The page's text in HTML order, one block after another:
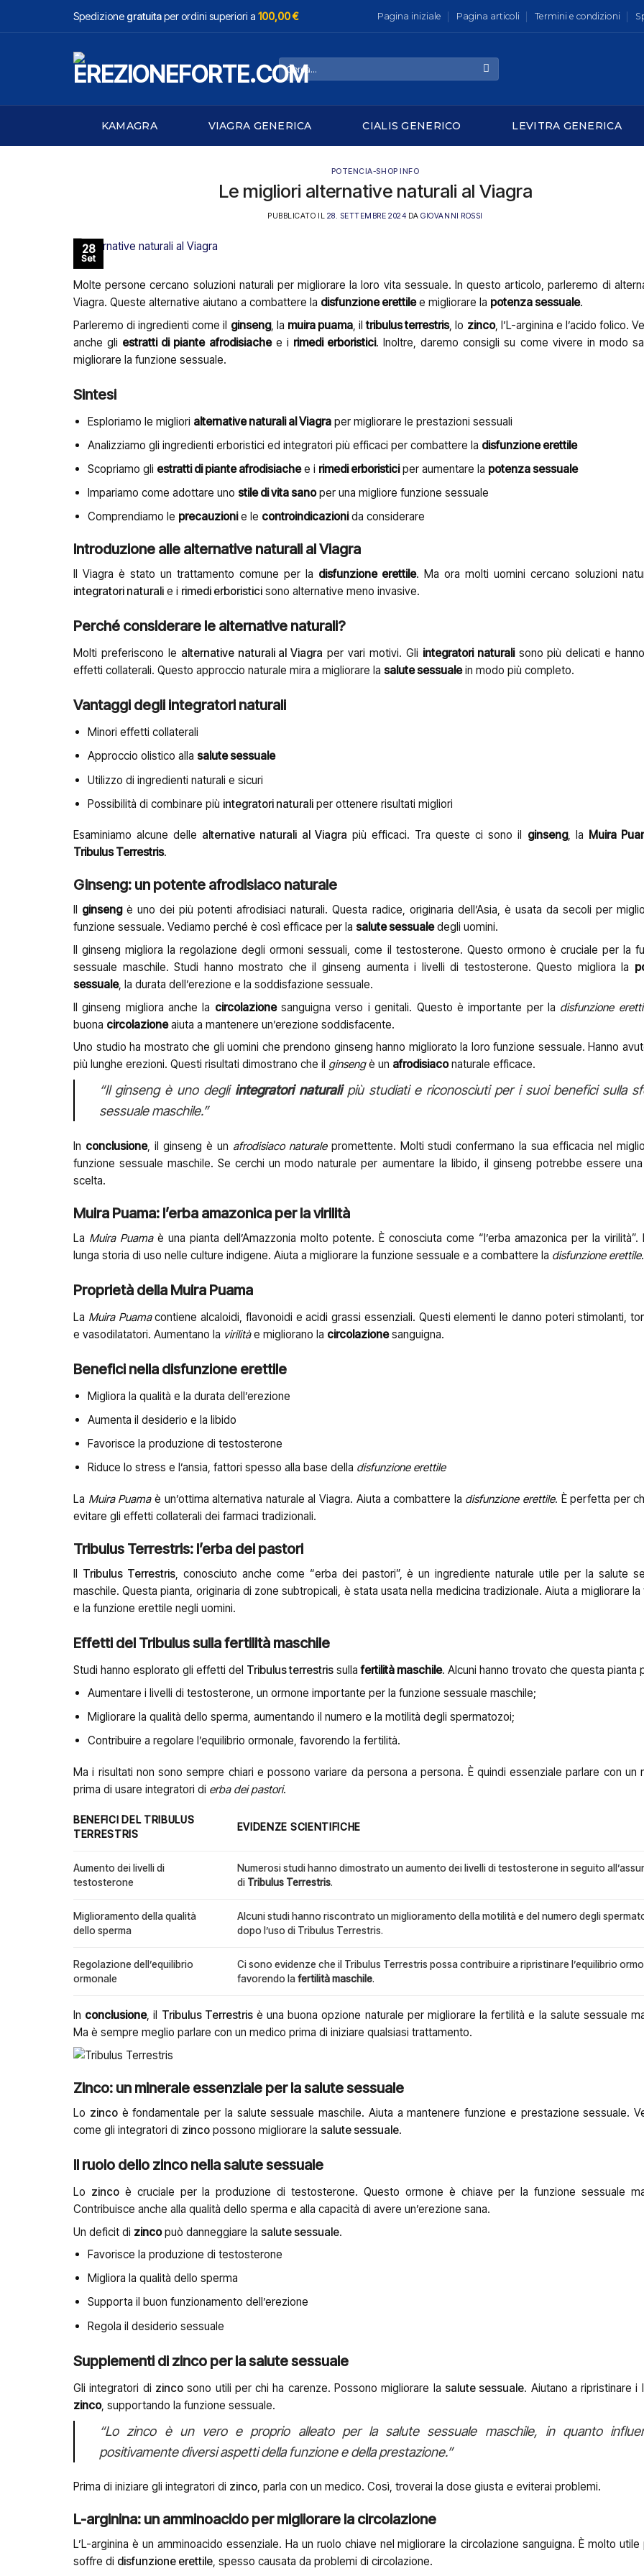
Spedizione gratuitaper ordini superiori a 100,00 € Pagina iniziale Pagina articoli Termini e condizioni
Cerca:
KAMAGRA VIAGRA GENERICA CIALIS GENERICO LEVITRA GENERICA
POTENCIA-SHOP INFO
Le migliori alternative naturali al Viagra
PUBBLICATO IL 28. SETTEMBRE 2024 DAGIOVANNI ROSSI
28
Set
Molte persone cercano soluzioni naturali per migliorare la loro vita sessuale. In questo articolo, parleremo di
Viagra. Queste alternative aiutano a combattere la disfunzione erettilee migliorare la potenza sessuale.
Parleremo di ingredienti come il ginseng, la muira puama, iltribulus terrestris, lo zinco, l’L-arginina e l’acido folico.
anche gli estratti di piante afrodisiachee i rimedi erboristici. Inoltre, daremo consigli su come vivere in modo
migliorare la funzione sessuale.
Sintesi
Esploriamo le migliori alternative naturali al Viagraper migliorare le prestazioni sessuali
Analizziamo gli ingredienti erboristici ed integratori più efficaci per combattere la disfunzione erettile
Scopriamo gli estratti di piante afrodisiachee i rimedi erboristiciper aumentare la potenza sessuale
Impariamo come adottare uno stile di vita sanoper una migliore funzione sessuale
Comprendiamo le precauzionie le controindicazionida considerare
Introduzione alle alternative naturali al Viagra
Il Viagra è stato un trattamento comune per la disfunzione erettile. Ma ora molti uomini cercano soluzioni
integratori naturali e i rimedi erboristici sono alternative meno invasive.
Perché considerare le alternative naturali?
Molti preferiscono le alternative naturali al Viagra per vari motivi. Gli integratori naturalisono più delicati e
effetti collaterali. Questo approccio naturale mira a migliorare la salute sessualein modo più completo.
Vantaggi degli integratori naturali
Minori effetti collaterali
Approccio olistico alla salute sessuale
Utilizzo di ingredienti naturali e sicuri
Possibilità di combinare più integratori naturaliper ottenere risultati migliori
Esaminiamo alcune delle alternative naturali al Viagra più efficaci. Tra queste ci sono il ginseng, la Muira
Tribulus Terrestris.
Ginseng: un potente afrodisiaco naturale
ginsengè uno dei più potenti afrodisiaci naturali. Questa radice, originaria dell’Asia, è usata da secoli per
funzione sessuale. Vediamo perché è così efficace per la salute sessualedegli uomini.
Il ginseng migliora la regolazione degli ormoni sessuali, come il testosterone. Questo ormono è cruciale per la
sessuale maschile. Studi hanno mostrato che il ginseng aumenta i livelli di testosterone. Questo migliora la
sessuale, la durata dell’erezione e la soddisfazione sessuale.
Il ginseng migliora anche la circolazionesanguigna verso i genitali. Questo è importante per la disfunzione
buona circolazioneaiuta a mantenere un’erezione soddisfacente.
Uno studio ha mostrato che gli uomini che prendono ginseng hanno migliorato la loro funzione sessuale. Hanno
più lunghe erezioni. Questi risultati dimostrano che il ginsengè un afrodisiaconaturale efficace.
“Il ginseng è uno degli integratori naturalipiù studiati e riconosciuti per i suoi benefici sulla
sessuale maschile.”
In conclusione, il ginseng è un afrodisiaco naturalepromettente. Molti studi confermano la sua efficacia nel
funzione sessuale maschile. Se cerchi un modo naturale per aumentare la libido, il ginseng potrebbe essere
scelta.
Muira Puama: l’erba amazonica per la virilità
La Muira Puamaè una pianta dell’Amazzonia molto potente. È conosciuta come “l’erba amazonica per la virilità”.
lunga storia di uso nelle culture indigene. Aiuta a migliorare la funzione sessuale e a combattere la disfunzione erettile.
Proprietà della Muira Puama
La Muira Puamacontiene alcaloidi, flavonoidi e acidi grassi essenziali. Questi elementi le danno poteri stimolanti,
e vasodilatatori. Aumentano la virilitàe migliorano la circolazionesanguigna.
Benefici nella disfunzione erettile
Migliora la qualità e la durata dell’erezione
Aumenta il desiderio e la libido
Favorisce la produzione di testosterone
Riduce lo stress e l’ansia, fattori spesso alla base della disfunzione erettile
La Muira Puamaè un’ottima alternativa naturale al Viagra. Aiuta a combattere la disfunzione erettile. È perfetta per
evitare gli effetti collaterali dei farmaci tradizionali.
Tribulus Terrestris: l’erba dei pastori
Il Tribulus Terrestris, conosciuto anche come “erba dei pastori”, è un ingrediente naturale utile per la salute
maschile. Questa pianta, originaria di zone subtropicali, è stata usata nella medicina tradizionale. Aiuta a migliorare
e la funzione erettile negli uomini.
Effetti del Tribulus sulla fertilità maschile
Studi hanno esplorato gli effetti del Tribulus terrestris sullafertilità maschile. Alcuni hanno trovato che questa pianta
Aumentare i livelli di testosterone, un ormone importante per la funzione sessuale maschile;
Migliorare la qualità dello sperma, aumentando il numero e la motilità degli spermatozoi;
Contribuire a regolare l’equilibrio ormonale, favorendo la fertilità.
Ma i risultati non sono sempre chiari e possono variare da persona a persona. È quindi essenziale parlare con un
prima di usare integratori di erba dei pastori.
BENEFICI DEL TRIBULUS
TERRESTRIS
EVIDENZE SCIENTIFICHE
Aumento dei livelli di
testosterone
Numerosi studi hanno dimostrato un aumento dei livelli di testosterone in seguito
di Tribulus Terrestris.
Miglioramento della qualità
dello sperma
Alcuni studi hanno riscontrato un miglioramento della motilità e del numero degli
dopo l’uso di Tribulus Terrestris.
Regolazione dell’equilibrio
ormonale
Ci sono evidenze che il Tribulus Terrestris possa contribuire a ripristinare l’equilibrio
favorendo lafertilità maschile.
In conclusione, il Tribulus Terrestrisè una buona opzione naturale per migliorare la fertilità e la salute sessuale
Ma è sempre meglio parlare con un medico prima di iniziare qualsiasi trattamento.
Zinco: un minerale essenziale per la salute sessuale
Lo zincoè fondamentale per la salute sessuale maschile. Aiuta a mantenere funzione e prestazione sessuale.
come gli integratori di zinco possono migliorare la salute sessuale.
Il ruolo dello zinco nella salute sessuale
Lo zincoè cruciale per la produzione di testosterone. Questo ormone è chiave per la funzione sessuale
Contribuisce anche alla qualità dello sperma e alla capacità di avere un’erezione sana.
Un deficit di zincopuò danneggiare la salute sessuale.
Favorisce la produzione di testosterone
Migliora la qualità dello sperma
Supporta il buon funzionamento dell’erezione
Regola il desiderio sessuale
Supplementi di zinco per la salute sessuale
Gli integratori di zincosono utili per chi ha carenze. Possono migliorare la salute sessuale. Aiutano a ripristinare i
zinco, supportando la funzione sessuale.
“Lo zinco è un vero e proprio alleato per la salute sessuale maschile, in quanto
positivamente diversi aspetti della funzione e della prestazione.”
Prima di iniziare gli integratori di zinco, parla con un medico. Così, troverai la dose giusta e eviterai problemi.
L-arginina: un amminoacido per migliorare la circolazione
L’L-arginina è un amminoacido essenziale. Ha un ruolo chiave nel migliorare la circolazione sanguigna. È molto utile
soffre di disfunzione erettile, spesso causata da problemi di circolazione.